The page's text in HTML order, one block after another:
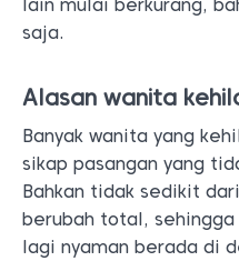
lain mulai berkurang,
saja.
Alasan wanita
Banyak wanita yang
sikap pasangan yang
Bahkan tidak sedikit
berubah total,
lagi nyaman berada di